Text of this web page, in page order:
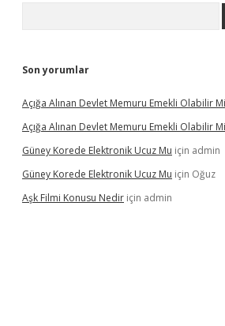
Son yorumlar
Açığa Alınan Devlet Memuru Emekli Olabilir Mi
Açığa Alınan Devlet Memuru Emekli Olabilir Mi
Güney Korede Elektronik Ucuz Mu için admin
Güney Korede Elektronik Ucuz Mu için Oğuz
Aşk Filmi Konusu Nedir için admin